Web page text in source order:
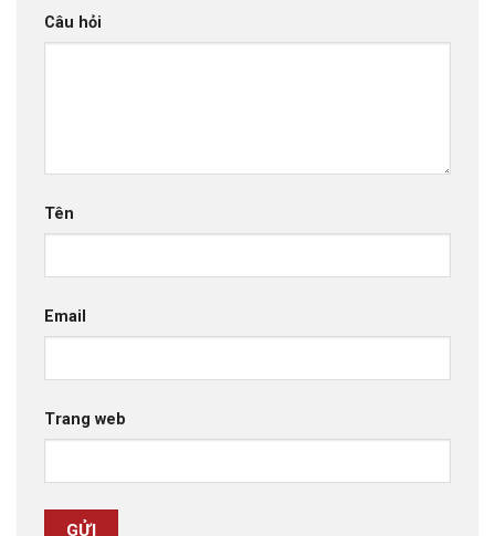
Câu hỏi
Tên
Email
Trang web